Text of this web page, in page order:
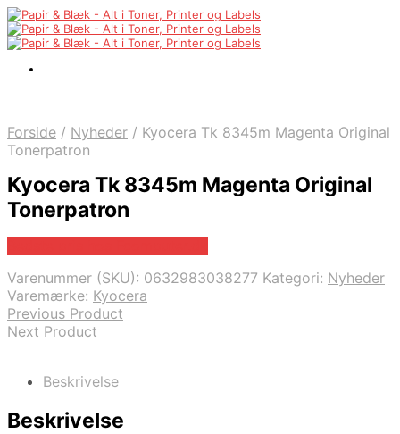
Forside / Nyheder / Kyocera Tk 8345m Magenta Original
Tonerpatron
Kyocera Tk 8345m Magenta Original
Tonerpatron
Varenummer (SKU): 0632983038277 Kategori: Nyheder
Varemærke: Kyocera
Previous Product
Next Product
Beskrivelse
Beskrivelse